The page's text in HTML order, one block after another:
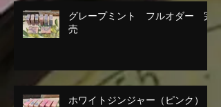
グレープミント フルオダー 完
売
ホワイトジンジャー（ピンク）